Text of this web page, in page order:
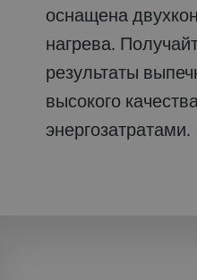
оснащена
нагрева.
результаты
высокого
энергозатратами.